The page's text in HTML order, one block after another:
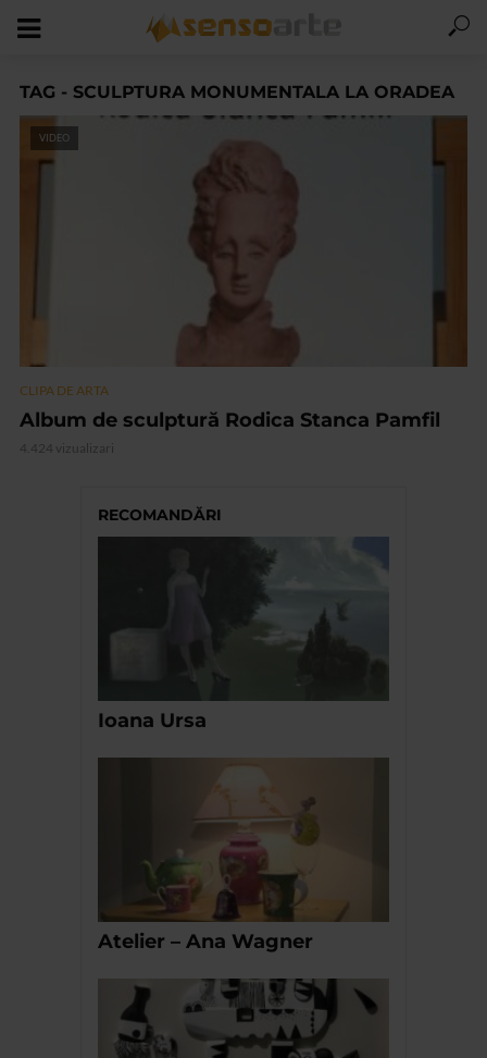
TAG - SCULPTURA MONUMENTALA LA ORADEA
VIDEO
CLIPA DE ARTA
Album de sculptură Rodica Stanca Pamfil
4.424 vizualizari
RECOMANDĂRI
Ioana Ursa
Atelier – Ana Wagner